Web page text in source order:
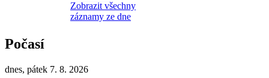
Zobrazit všechny
záznamy ze dne
Počasí
dnes, pátek 7. 8. 2026